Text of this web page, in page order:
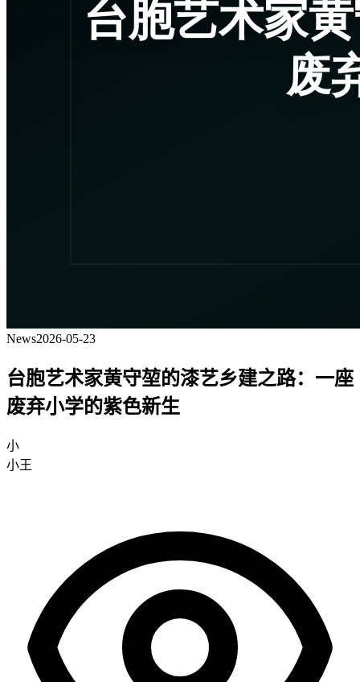
News2026-05-23
台胞艺术家黄守堃的漆艺乡建之路：一座
废弃小学的紫色新生
小
小王